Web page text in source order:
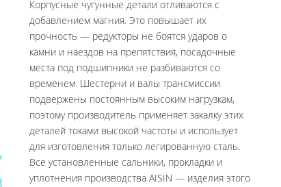
Корпусные чугунные детали отливаются с
добавлением магния. Это повышает их
прочность — редукторы не боятся ударов о
камни и наездов на препятствия, посадочные
места под подшипники не разбиваются со
временем. Шестерни и валы трансмиссии
подвержены постоянным высоким нагрузкам,
поэтому производитель применяет закалку этих
деталей токами высокой частоты и использует
для изготовления только легированную сталь.
Все установленные сальники, прокладки и
уплотнения производства AISIN — изделия этого